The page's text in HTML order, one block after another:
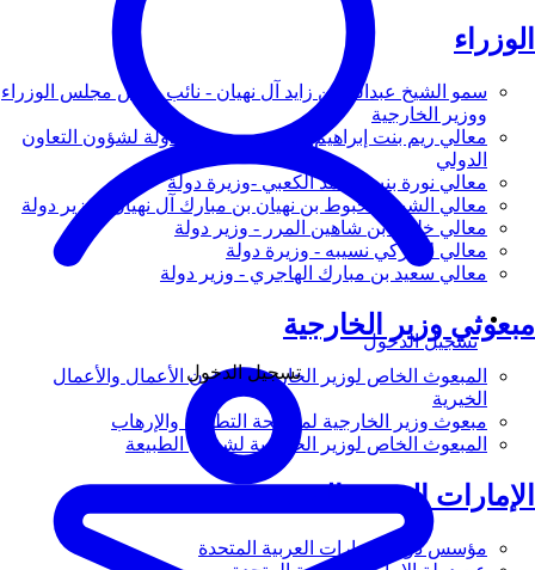
الوزراء
سمو الشيخ عبدالله بن زايد آل نهيان - نائب رئيس مجلس الوزراء
ووزير الخارجية
معالي ريم بنت إبراهيم الهاشمي - وزيرة دولة لشؤون التعاون
الدولي
معالي نورة بنت محمد الكعبي -وزيرة دولة
معالي الشيخ شخبوط بن نهيان بن مبارك آل نهيان - وزير دولة
معالي خليفة بن شاهين المرر - وزير دولة
معالي لانا زكي نسيبه - وزيرة دولة
معالي سعيد بن مبارك الهاجري - وزير دولة
مبعوثي وزير الخارجية
المبعوث الخاص لوزير الخارجية لشؤون الأعمال والأعمال
الخيرية
مبعوث وزير الخارجية لمكافحة التطرف والإرهاب
المبعوث الخاص لوزير الخارجية لشؤون الطبيعة
الإمارات العربية المتحدة
مؤسس دولة الإمارات العربية المتحدة
تسجيل الدخول
تسجيل الدخول